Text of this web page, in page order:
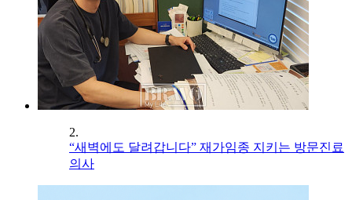
2.
“새벽에도 달려갑니다” 재가임종 지키는 방문진료
의사